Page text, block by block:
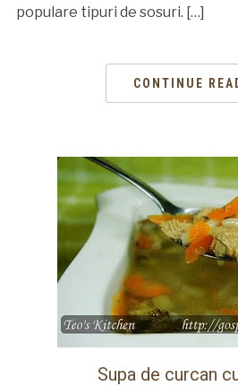
populare tipuri de sosuri. […]
CONTINUE
Supa de curcan